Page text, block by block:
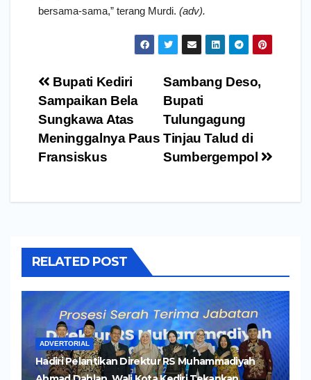
bersama-sama,” terang Murdi. (adv).
Navigasi
pos
Sambang Deso,
Bupati
Tulungagung
Tinjau Talud di
Sumbergempol
Bupati Kediri
Sampaikan Bela
Sungkawa Atas
Meninggalnya Paus
Fransiskus
RELATED POST
ADVERTORIAL
Hadiri Pelantikan Direktur RS Muhammadiyah